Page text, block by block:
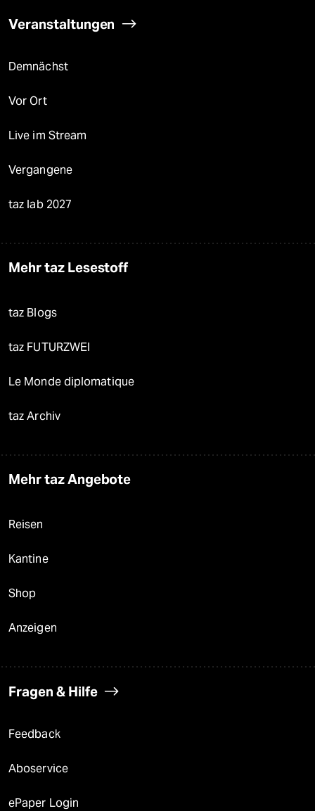
Veranstaltungen
Demnächst
Vor Ort
Live im Stream
Vergangene
taz lab 2027
Mehr taz Lesestoff
taz Blogs
taz FUTURZWEI
Le Monde diplomatique
taz Archiv
Mehr taz Angebote
Reisen
Kantine
Shop
Anzeigen
Fragen & Hilfe
Feedback
Aboservice
ePaper Login